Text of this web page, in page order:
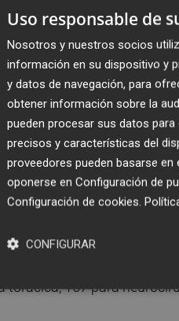
ha explicado que
quirúrgica programada
quirófanos a patología
seis días menos respecto
menos frente al corte
es de 103 días para
148 para
124 para cirugía
torácica, 167 para
Uso responsable de
Nosotros y nuestros socios
información en su dispositivo y
y datos de navegación, para
obtener información sobre la
pueden procesar sus datos
precisos y características del
proveedores pueden basarse
oponerse en Configuración de
Configuración de cookies.
CONFIGURAR